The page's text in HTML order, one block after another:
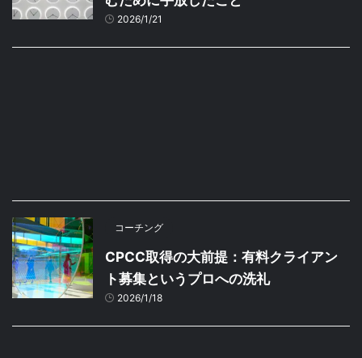
2026/1/21
コーチング
CPCC取得の大前提：有料クライアン
ト募集というプロへの洗礼
2026/1/18